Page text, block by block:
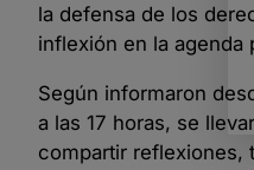
la defensa de los
inflexión en la agenda
Según informaron
a las 17 horas, se
compartir reflexiones,